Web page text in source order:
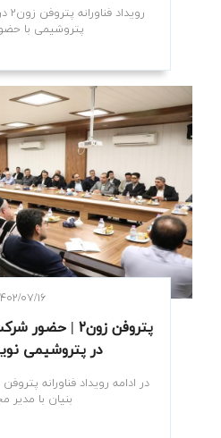
پتروشیمی با
۱۴۰۲/۰۷/
پتروفن زون۲ |
در پتروشیمی
بنیان با مدیر